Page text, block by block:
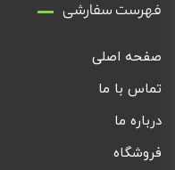
فهرست سفارشی
صفحه اصلی
تماس با ما
درباره ما
فروشگاه